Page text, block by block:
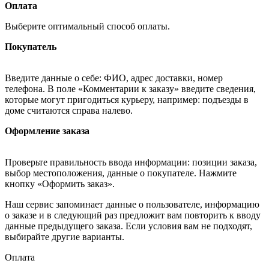
Оплата
Выберите оптимальный способ оплаты.
Покупатель
Введите данные о себе: ФИО, адрес доставки, номер
телефона. В поле «Комментарии к заказу» введите сведения,
которые могут пригодиться курьеру, например: подъезды в
доме считаются справа налево.
Оформление заказа
Проверьте правильность ввода информации: позиции заказа,
выбор местоположения, данные о покупателе. Нажмите
кнопку «Оформить заказ».
Наш сервис запоминает данные о пользователе, информацию
о заказе и в следующий раз предложит вам повторить к вводу
данные предыдущего заказа. Если условия вам не подходят,
выбирайте другие варианты.
Оплата